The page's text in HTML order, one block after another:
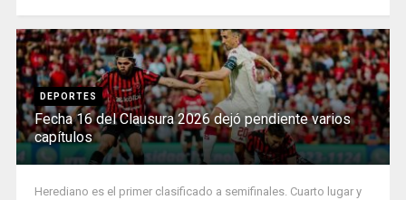
DEPORTES
Fecha 16 del Clausura 2026 dejó pendiente varios
capítulos
Herediano es el primer clasificado a semifinales. Cuarto lugar y